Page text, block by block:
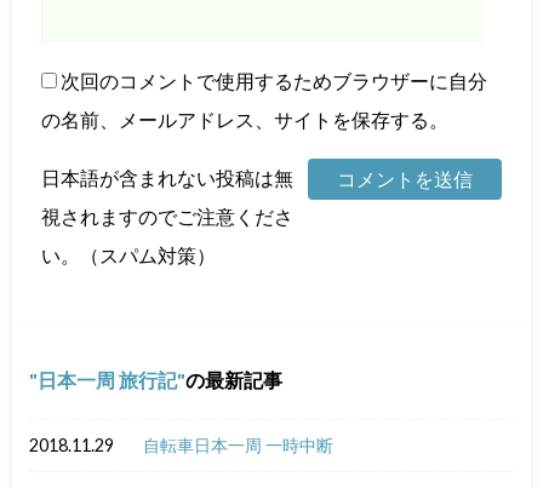
次回のコメントで使用するためブラウザーに自分
の名前、メールアドレス、サイトを保存する。
日本語が含まれない投稿は無
視されますのでご注意くださ
い。（スパム対策）
日本一周 旅行記 の最新記事
2018.11.29 自転車日本一周 一時中断